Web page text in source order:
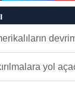
yol